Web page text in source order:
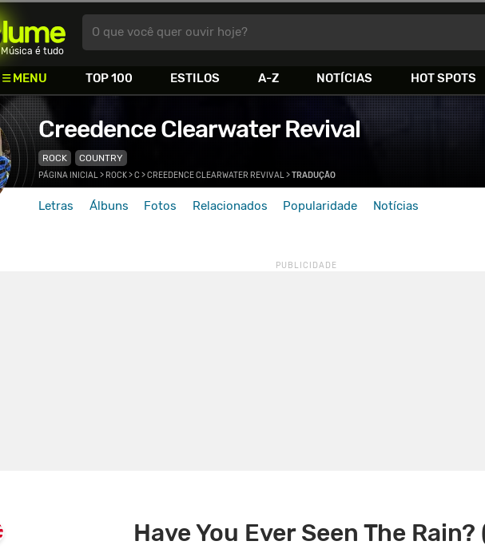
Vagalume
Música é tudo
MENU TOP 100 ESTILOS A-Z NOTÍCIAS HOT SPOTS
O que você quer ouvir hoje?
Creedence Clearwater Revival
ROCK COUNTRY
Letras Álbuns Fotos Relacionados Popularidade Notícias
PÁGINA INICIAL> ROCK>C >CREEDENCE CLEARWATER REVIVAL>TRADUÇÃO
Have You Ever Seen The